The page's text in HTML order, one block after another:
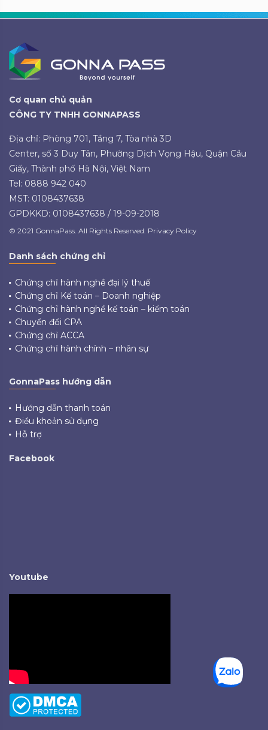
Cơ quan chủ quản
CÔNG TY TNHH GONNAPASS
Địa chỉ: Phòng 701, Tầng 7, Tòa nhà 3D
Center, số 3 Duy Tân, Phường Dịch Vọng Hậu, Quận Cầu
Giấy, Thành phố Hà Nội, Việt Nam
Tel: 0888 942 040
MST: 0108437638
GPDKKD: 0108437638 / 19-09-2018
© 2021 GonnaPass. All Rights Reserved. Privacy Policy
Danh sách chứng chỉ
Chứng chỉ hành nghề đại lý thuế
Chứng chỉ Kế toán – Doanh nghiệp
Chứng chỉ hành nghề kế toán – kiểm toán
Chuyển đổi CPA
Chứng chỉ ACCA
Chứng chỉ hành chính – nhân sự
GonnaPass hướng dẫn
Hướng dẫn thanh toán
Điều khoản sử dụng
Hỗ trợ
Facebook
Youtube